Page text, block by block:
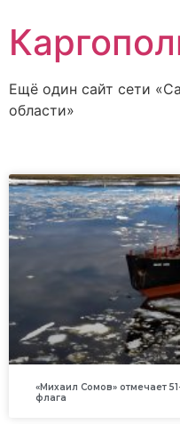
Ещё один сайт сети
области»
«Михаил Сомов» отмечает
флага